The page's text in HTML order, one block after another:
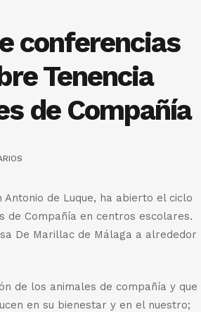
conferencias
Tenencia
de Compañía
de Luque, ha abierto el ciclo
de Compañía en centros escolares.
De Marillac de Málaga a alrededor
de los animales de compañía y que
en su bienestar y en el nuestro;